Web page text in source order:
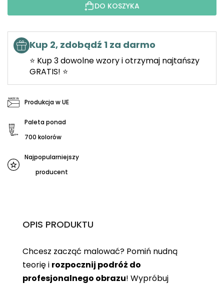
DO KOSZYKA
Kup 2, zdobądź 1 za darmo
⭐ Kup 3 dowolne wzory i otrzymaj najtańszy
GRATIS! ⭐
Produkcja w UE
Paleta ponad
700 kolorów
Najpopularniejszy
producent
OPIS PRODUKTU
Chcesz zacząć malować? Pomiń nudną
teorię i rozpocznij podróż do
profesjonalnego obrazu! Wypróbuj